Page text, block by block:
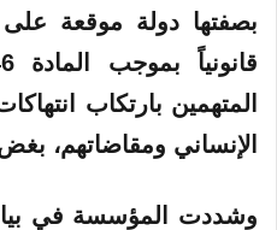
بصفتها دولة موقعة
المتهمين بارتكاب
الإنساني ومقاضاتهم،
وشددت المؤسسة في